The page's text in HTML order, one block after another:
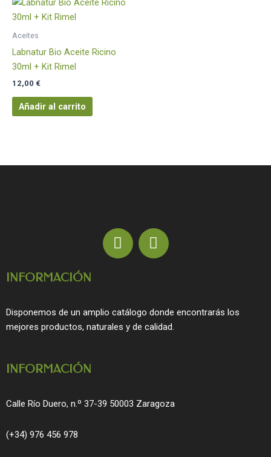
Aceites
Labnatur Bio Aceite Ricino
30ml + Kit Rimel
12,00 €
Añadir al carrito
F
a
o
o
I
n
g
r
INFORMACIÓN
Disponemos de un amplio catálogo donde encontrarás los
mejores productos, naturales y de calidad.
INFORMACIÓN
Calle Río Duero, n.º 37-39 50003 Zaragoza
(+34) 976 456 978